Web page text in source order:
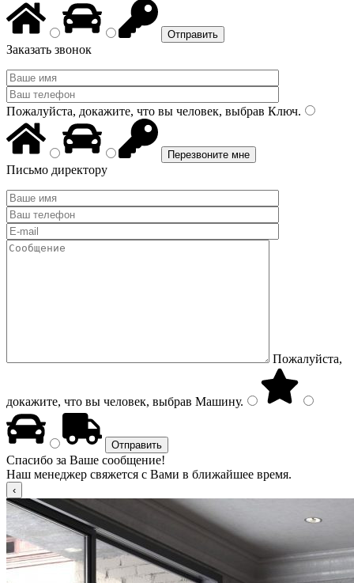
Заказать звонок
Пожалуйста, докажите, что вы человек, выбрав Ключ.
Письмо директору
Пожалуйста,
докажите, что вы человек, выбрав Машину.
Спасибо за Ваше сообщение!
Наш менеджер свяжется с Вами в ближайшее время.